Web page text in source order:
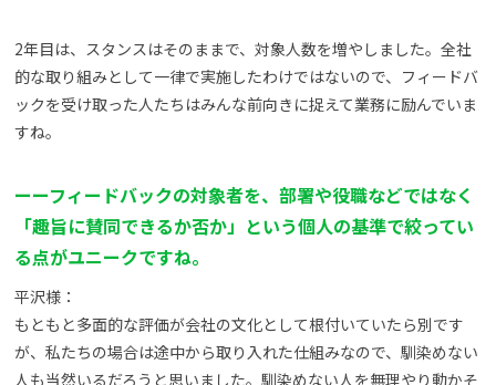
2年目は、スタンスはそのままで、対象人数を増やしました。全社
的な取り組みとして一律で実施したわけではないので、フィードバ
ックを受け取った人たちはみんな前向きに捉えて業務に励んでいま
すね。
ーーフィードバックの対象者を、部署や役職などではなく
「趣旨に賛同できるか否か」という個人の基準で絞ってい
る点がユニークですね。
平沢様：
もともと多面的な評価が会社の文化として根付いていたら別です
が、私たちの場合は途中から取り入れた仕組みなので、馴染めない
人も当然いるだろうと思いました。馴染めない人を無理やり動かそ